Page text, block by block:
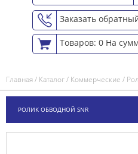
Заказать
Товаров: 0 На
Главная/ Каталог/ Коммерческие /
РОЛИК ОБВОДНОЙ SNR